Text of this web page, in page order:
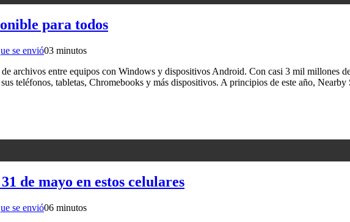
para todos
se envió03 minutos
archivos entre equipos con Windows y dispositivos Android. Con casi 3 mil millones
teléfonos, tabletas, Chromebooks y más dispositivos. A principios de este año,
de mayo en estos celulares
se envió06 minutos